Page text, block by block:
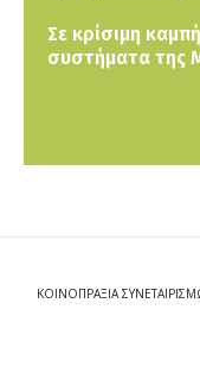
Σε κρίσιμη
συστήματα της
ΚΟΙΝΟΠΡΑΞΙΑ